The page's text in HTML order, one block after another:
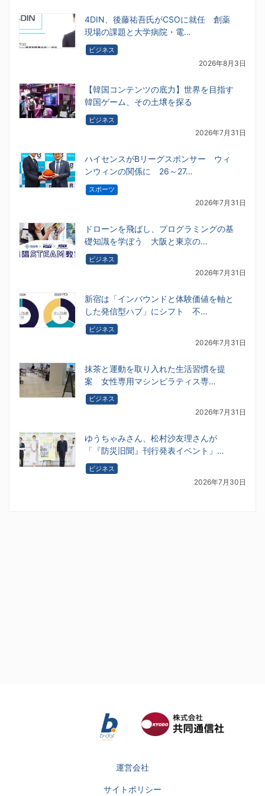
4DIN、後藤祐吾氏がCSOに就任 創薬
現場の課題と大学病院・電…
ビジネス
2026年8月3日
【韓国コンテンツの底力】世界を目指す
韓国ゲーム、その土壌を探る
ビジネス
2026年7月31日
ハイセンスがBリーグスポンサー ウィ
ンウィンの関係に 26～27…
スポーツ
2026年7月31日
ドローンを飛ばし、プログラミングの基
礎知識を学ぼう 大阪と東京の…
ビジネス
2026年7月31日
新宿は「インバウンドと体験価値を軸と
した発信型ハブ」にシフト 不…
ビジネス
2026年7月31日
抹茶と運動を取り入れた生活習慣を提
案 女性専用マシンピラティス専…
ビジネス
2026年7月31日
ゆうちゃみさん、松村沙友理さんが
「『防災旧聞』刊行発表イベント」…
ビジネス
2026年7月30日
運営会社
サイトポリシー